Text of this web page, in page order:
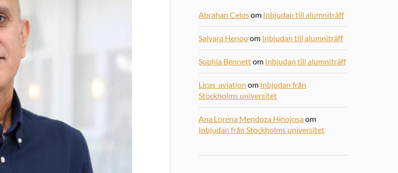
Abrahan Celosom Inbjudan till alumniträff
Saiyara Henooom Inbjudan till alumniträff
Sophia Bennettom Inbjudan till alumniträff
Licas_aviation om Inbjudan från
Stockholms universitet
Ana Lorena Mendoza Hinojosaom
Inbjudan från Stockholms universitet